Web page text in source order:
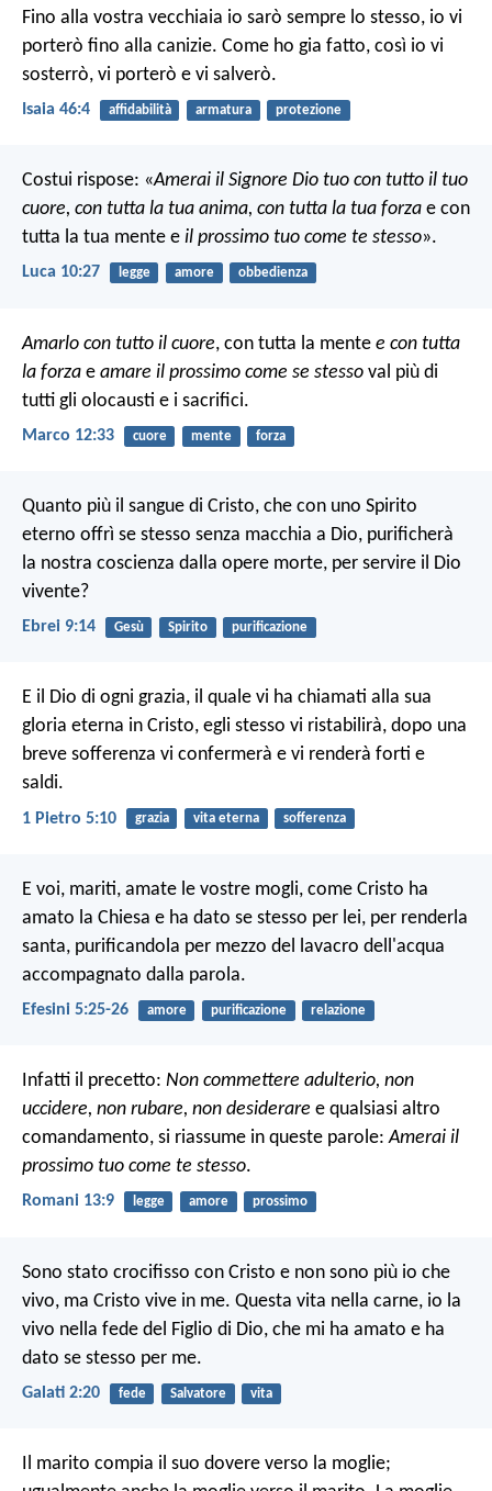
Fino alla vostra vecchiaia io sarò sempre lo stesso, io vi
porterò fino alla canizie. Come ho gia fatto, così io vi
sosterrò, vi porterò e vi salverò.
Isaia 46:4 affidabilità armatura protezione
Costui rispose: «Amerai il Signore Dio tuo con tutto il tuo
cuore, con tutta la tua anima, con tutta la tua forza e con
tutta la tua mente e il prossimo tuo come te stesso».
Luca 10:27 legge amore obbedienza
Amarlo con tutto il cuore, con tutta la mente e con tutta
la forza e amare il prossimo come se stesso val più di
tutti gli olocausti e i sacrifici.
Marco 12:33 cuore mente forza
Quanto più il sangue di Cristo, che con uno Spirito
eterno offrì se stesso senza macchia a Dio, purificherà
la nostra coscienza dalla opere morte, per servire il Dio
vivente?
Ebrei 9:14 Gesù Spirito purificazione
E il Dio di ogni grazia, il quale vi ha chiamati alla sua
gloria eterna in Cristo, egli stesso vi ristabilirà, dopo una
breve sofferenza vi confermerà e vi renderà forti e
saldi.
1 Pietro 5:10 grazia vita eterna sofferenza
E voi, mariti, amate le vostre mogli, come Cristo ha
amato la Chiesa e ha dato se stesso per lei, per renderla
santa, purificandola per mezzo del lavacro dell'acqua
accompagnato dalla parola.
Efesini 5:25-26 amore purificazione relazione
Infatti il precetto: Non commettere adulterio, non
uccidere, non rubare, non desiderare e qualsiasi altro
comandamento, si riassume in queste parole:Amerai il
prossimo tuo come te stesso.
Romani 13:9 legge amore prossimo
Sono stato crocifisso con Cristo e non sono più io che
vivo, ma Cristo vive in me. Questa vita nella carne, io la
vivo nella fede del Figlio di Dio, che mi ha amato e ha
dato se stesso per me.
Galati 2:20 fede Salvatore vita
Il marito compia il suo dovere verso la moglie;